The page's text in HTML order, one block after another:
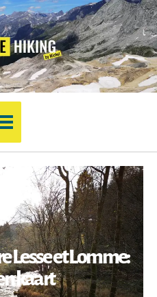
Lesse et Lomme:
kaart